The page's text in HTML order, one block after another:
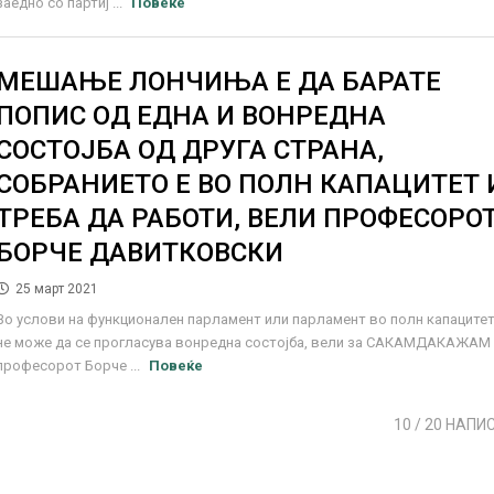
ЛОНЧИЊА Е ДА БАРАТЕ
ОД ЕДНА И ВОНРЕДНА
ОД ДРУГА СТРАНА,
Е ВО ПОЛН КАПАЦИТЕТ
ДА РАБОТИ, ВЕЛИ
ДАВИТКОВСКИ
25 март 2021
услови на функционален парламент или парламент во полн
може да се прогласува вонредна состојба, вели за САКАМДАКАЖАМ
Борче ...
Повеќе
10 / 20